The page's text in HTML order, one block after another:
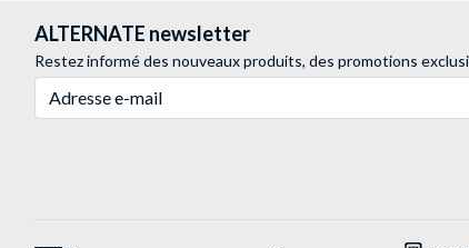
ALTERNATE newsletter
Restez informé des nouveaux produits, des promotions